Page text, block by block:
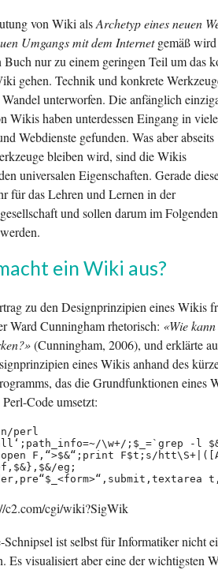
von Wiki alsArchetyp eines neuen
Umgangs mit dem Internetgemäß
Buch nur zu einem geringen Teil um das
gehen. Technik und konkrete
Wandel unterworfen. Die anfänglich
Wikis haben unterdessen Eingang in
Webdienste gefunden. Was aber abseits
bleiben wird, sind die Wikis
universalen Eigenschaften. Gerade
für das Lehren und Lernen in der
und sollen darum im Folgenden
ein Wiki aus?
zu den Designprinzipien eines Wikis
Ward Cunningham rhetorisch: «Wie
(Cunningham, 2006), und erklärte
eines Wikis anhand des
das die Grundfunktionen eines
Code umsetzt:
perl
\w+/;$_=`grep -l
F,“>$&“;print F$t;s/
eg;
c2.com/cgi/wiki?SigWik
Schnipsel ist selbst für Informatiker nicht
Es visualisiert aber eine der wichtigsten